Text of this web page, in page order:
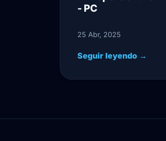
- PC
25 Abr, 2025
Seguir leyendo →